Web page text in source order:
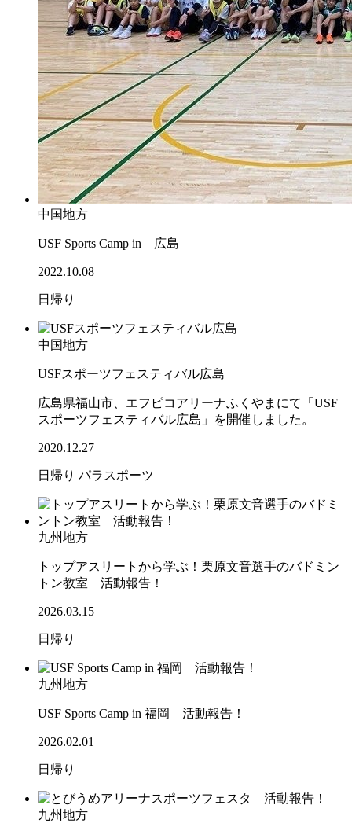
中国地方
USF Sports Camp in 広島
2022.10.08
日帰り
中国地方
USFスポーツフェスティバル広島
広島県福山市、エフピコアリーナふくやまにて「USF
スポーツフェスティバル広島」を開催しました。
2020.12.27
日帰り パラスポーツ
九州地方
トップアスリートから学ぶ！栗原文音選手のバドミン
トン教室 活動報告！
2026.03.15
日帰り
九州地方
USF Sports Camp in 福岡 活動報告！
2026.02.01
日帰り
九州地方